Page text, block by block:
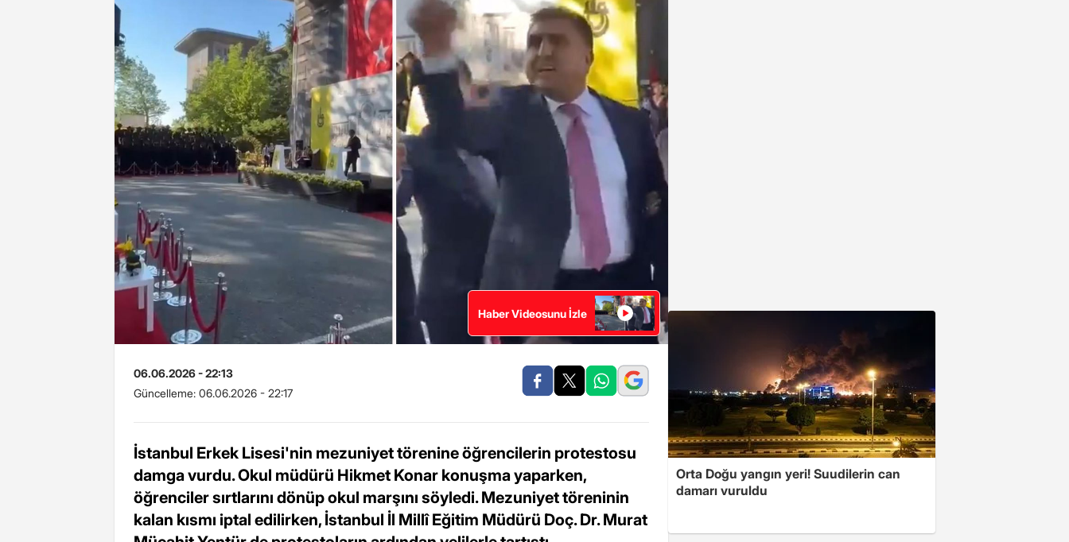
Haber Videosunu İzle
06.06.2026 - 22:13
Güncelleme: 06.06.2026 - 22:17
İstanbul Erkek Lisesi'nin mezuniyet törenine öğrencilerin protestosu
damga vurdu. Okul müdürü Hikmet Konar konuşma yaparken,
öğrenciler sırtlarını dönüp okul marşını söyledi. Mezuniyet töreninin
kalan kısmı iptal edilirken, İstanbul İl Millî Eğitim Müdürü Doç. Dr. Murat
Orta Doğu yangın yeri! Suudilerin can
damarı vuruldu